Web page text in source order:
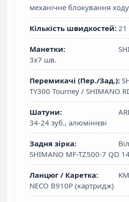
механічне блокування
Кількість швидкостей: 21
Манетки:
3х7 шв.
Перемикачі (Пер./Зад.):
TY300 Tourney / SHIMANO
Шатуни:
34-24 зуб., алюмінієві
Задня зірка:
SHIMANO MF-TZ500-7 QD
Ланцюг / Каретка:
NECO B910P (картридж)